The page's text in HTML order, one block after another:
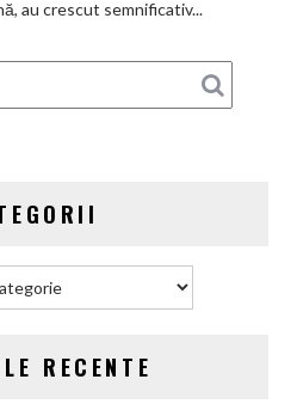
din
Germania
au crescut semnificativ...
RECENTE